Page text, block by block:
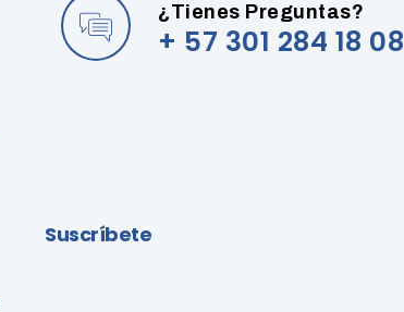
¿Tienes Preguntas?
+ 57 301 284 18 08
Suscríbete